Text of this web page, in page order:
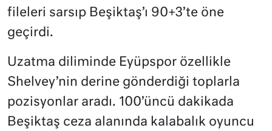
fileleri sarsıp Beşiktaş’ı 90+3’te öne
geçirdi.
Uzatma diliminde Eyüpspor özellikle
Shelvey’nin derine gönderdiği toplarla
pozisyonlar aradı. 100’üncü dakikada
Beşiktaş ceza alanında kalabalık oyuncu